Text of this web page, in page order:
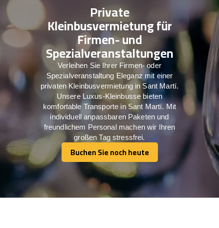
Private
Kleinbusvermietung für
Firmen- und
Spezialveranstaltungen
Verleihen Sie Ihrer Firmen- oder
Spezialveranstaltung Eleganz mit einer
privaten Kleinbusvermietung in Sant Martí.
Unsere Luxus-Kleinbusse bieten
komfortable Transporte in Sant Martí. Mit
individuell anpassbaren Paketen und
freundlichem Personal machen wir Ihren
großen Tag stressfrei.
Buchen Sie noch heute
Buchen Sie noch heute